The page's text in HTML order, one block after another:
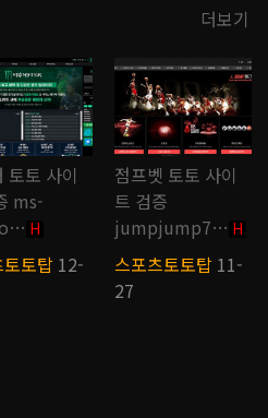
토토 사이
ms-
H
토탑 12-
점프벳 토토 사이
트 검증
jumpjump7… H
스포츠토토탑 11-
27
더보기